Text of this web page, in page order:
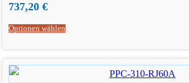
737,20 €
Optionen wählen